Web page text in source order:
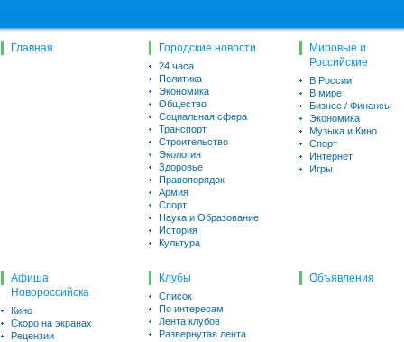
Главная Городские новости
24 часа
Политика
Экономика
Общество
Социальная сфера
Транспорт
Строительство
Экология
Здоровье
Правопорядок
Армия
Спорт
Наука и Образование
История
Культура
Мировые и
Российские
В России
В мире
Бизнес / Финансы
Экономика
Музыка и Кино
Спорт
Интернет
Игры
Афиша
Новороссийска
Кино
Скоро на экранах
Рецензии
Клубы
Список
По интересам
Лента клубов
Развернутая лента
Объявления